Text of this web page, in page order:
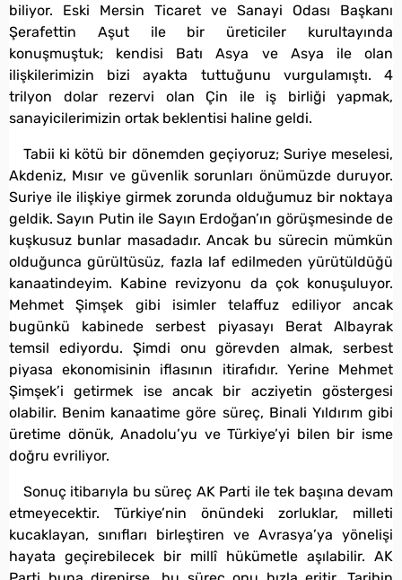
biliyor. Eski Mersin Ticaret ve Sanayi Odası Başkanı
Şerafettin Aşut ile bir üreticiler kurultayında
konuşmuştuk; kendisi Batı Asya ve Asya ile olan
ilişkilerimizin bizi ayakta tuttuğunu vurgulamıştı. 4
trilyon dolar rezervi olan Çin ile iş birliği yapmak,
sanayicilerimizin ortak beklentisi haline geldi.
Tabii ki kötü bir dönemden geçiyoruz; Suriye meselesi,
Akdeniz, Mısır ve güvenlik sorunları önümüzde duruyor.
Suriye ile ilişkiye girmek zorunda olduğumuz bir noktaya
geldik. Sayın Putin ile Sayın Erdoğan’ın görüşmesinde de
kuşkusuz bunlar masadadır. Ancak bu sürecin mümkün
olduğunca gürültüsüz, fazla laf edilmeden yürütüldüğü
kanaatindeyim. Kabine revizyonu da çok konuşuluyor.
Mehmet Şimşek gibi isimler telaffuz ediliyor ancak
bugünkü kabinede serbest piyasayı Berat Albayrak
temsil ediyordu. Şimdi onu görevden almak, serbest
piyasa ekonomisinin iflasının itirafıdır. Yerine Mehmet
Şimşek’i getirmek ise ancak bir acziyetin göstergesi
olabilir. Benim kanaatime göre süreç, Binali Yıldırım gibi
üretime dönük, Anadolu’yu ve Türkiye’yi bilen bir isme
doğru evriliyor.
Sonuç itibarıyla bu süreç AK Parti ile tek başına devam
etmeyecektir. Türkiye’nin önündeki zorluklar, milleti
kucaklayan, sınıfları birleştiren ve Avrasya’ya yönelişi
hayata geçirebilecek bir millî hükümetle aşılabilir. AK